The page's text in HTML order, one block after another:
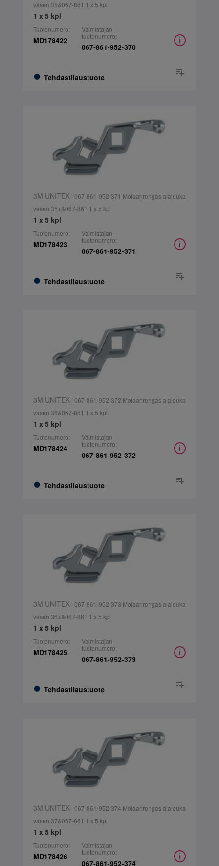
vasen 35&067-861 1 x 5 kpl
1 x 5 kpl
Tuotenumero:
MD178422
Tehdastilaustuote
Valmistajan
tuotenumero:
067-861-952-370
3M UNITEK| 067-861-952-371 Molaarirengas alaleuka
vasen 35+&067-861 1 x 5 kpl
1 x 5 kpl
Tuotenumero:
MD178423
Tehdastilaustuote
Valmistajan
tuotenumero:
067-861-952-371
3M UNITEK| 067-861-952-372 Molaarirengas alaleuka
vasen 36&067-861 1 x 5 kpl
1 x 5 kpl
Tuotenumero:
MD178424
Tehdastilaustuote
Valmistajan
tuotenumero:
067-861-952-372
3M UNITEK| 067-861-952-373 Molaarirengas alaleuka
vasen 36+&067-861 1 x 5 kpl
1 x 5 kpl
Tuotenumero:
MD178425
Tehdastilaustuote
Valmistajan
tuotenumero:
067-861-952-373
3M UNITEK| 067-861-952-374 Molaarirengas alaleuka
vasen 37&067-861 1 x 5 kpl
1 x 5 kpl
Tuotenumero:
MD178426
Valmistajan
tuotenumero:
067-861-952-374